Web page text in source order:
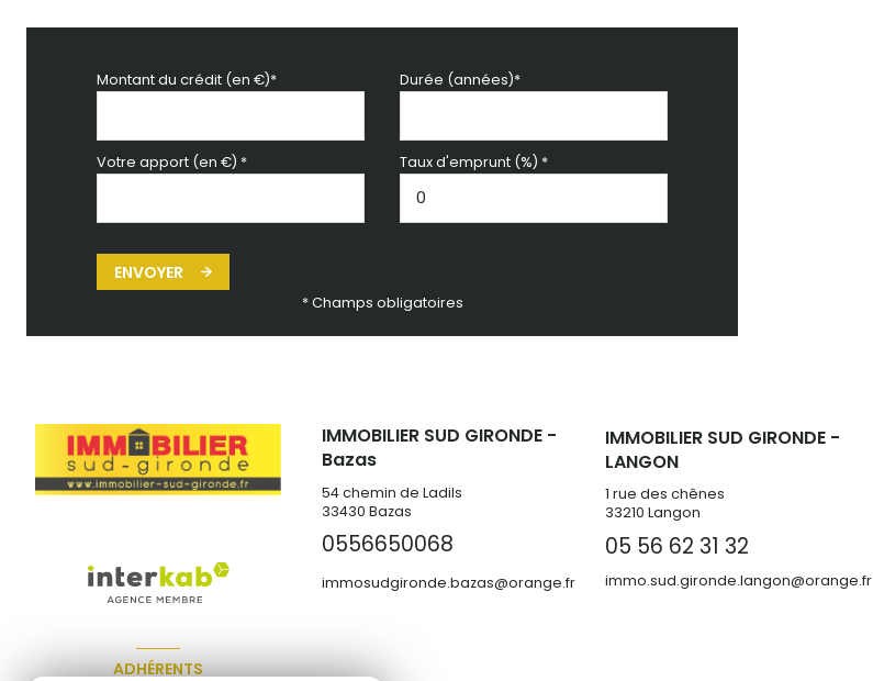
Montant du crédit (en €)* Durée (années)*
Votre apport (en €) * Taux d'emprunt (%) *
ENVOYER
* Champs obligatoires
IMMOBILIER SUD GIRONDE -
Bazas
54 chemin de Ladils
33430 Bazas
0556650068
immosudgironde.bazas@orange.fr
IMMOBILIER SUD GIRONDE -
LANGON
1 rue des chênes
33210 Langon
05 56 62 31 32
immo.sud.gironde.langon@orange.fr
ADHÉRENTS